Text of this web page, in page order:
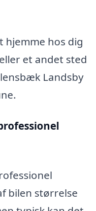
hjemme hos dig
et andet sted
Landsby
bilen størrelse